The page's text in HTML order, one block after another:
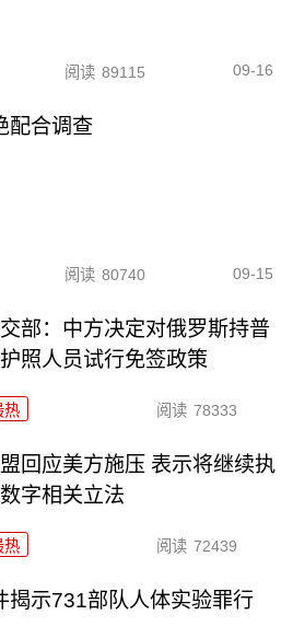
阅读 89115 09-16
配合调查
阅读 80740 09-15
部：中方决定对俄罗斯持普
照人员试行免签政策
热 阅读 78333
回应美方施压 表示将继续执
字相关立法
热 阅读 72439
揭示731部队人体实验罪行